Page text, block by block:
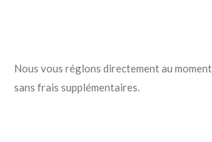
Nous vous réglons directement au moment
sans frais supplémentaires.